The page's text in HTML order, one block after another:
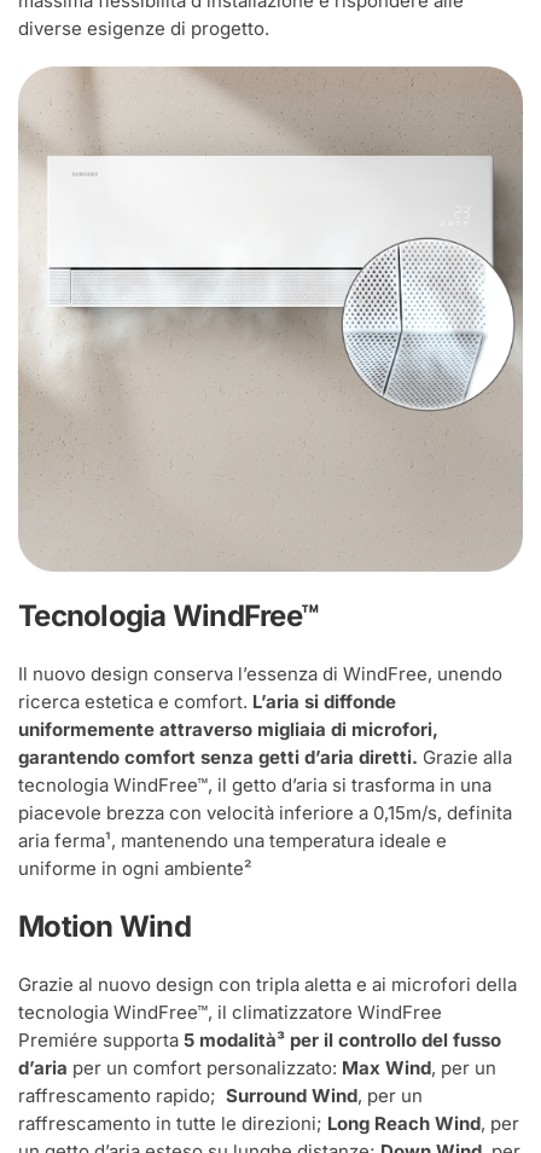
diverse esigenze di progetto.
Tecnologia WindFree™
Il nuovo design conserva l’essenza di WindFree, unendo
ricerca estetica e comfort. L’aria si diffonde
uniformemente attraverso migliaia di microfori,
garantendo comfort senza getti d’aria diretti. Grazie alla
tecnologia WindFree™, il getto d’aria si trasforma in una
piacevole brezza con velocità inferiore a 0,15m/s, definita
aria ferma¹, mantenendo una temperatura ideale e
uniforme in ogni ambiente²
Motion Wind
Grazie al nuovo design con tripla aletta e ai microfori della
tecnologia WindFree™, il climatizzatore WindFree
Premiére supporta 5 modalità³ per il controllo del fusso
d’aria per un comfort personalizzato: Max Wind, per un
raffrescamento rapido; Surround Wind, per un
raffrescamento in tutte le direzioni; Long Reach Wind, per